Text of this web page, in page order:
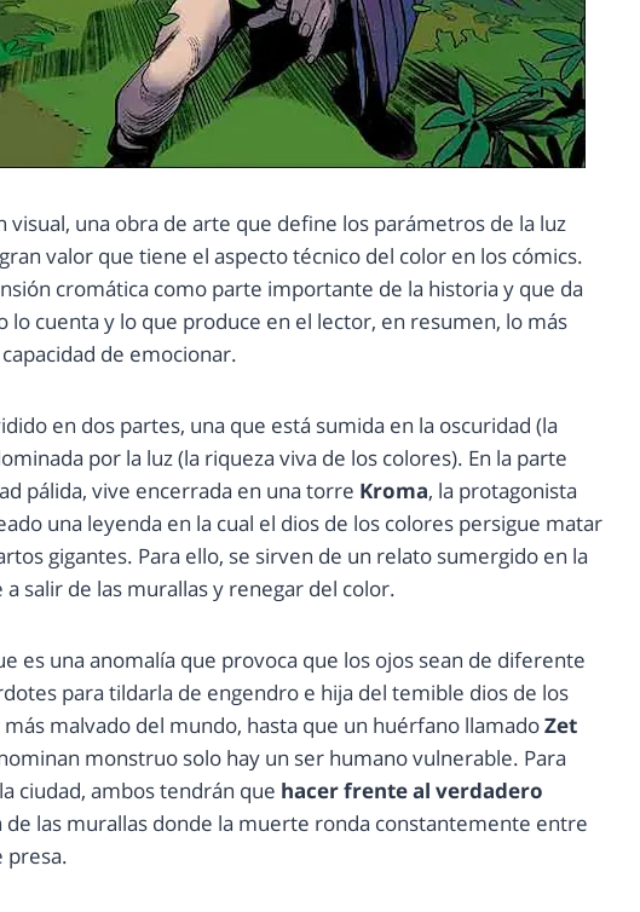
visual, una obra de arte que define los parámetros de la luz
valor que tiene el aspecto técnico del color en los cómics.
cromática como parte importante de la historia y que da
lo cuenta y lo que produce en el lector, en resumen, lo más
de emocionar.
en dos partes, una que está sumida en la oscuridad (la
por la luz (la riqueza viva de los colores). En la parte
pálida, vive encerrada en una torre Kroma, la protagonista
una leyenda en la cual el dios de los colores persigue matar
gigantes. Para ello, se sirven de un relato sumergido en la
salir de las murallas y renegar del color.
es una anomalía que provoca que los ojos sean de diferente
para tildarla de engendro e hija del temible dios de los
malvado del mundo, hasta que un huérfano llamadoZet
monstruo solo hay un ser humano vulnerable. Para
ciudad, ambos tendrán que hacer frente al verdadero
las murallas donde la muerte ronda constantemente entre
presa.